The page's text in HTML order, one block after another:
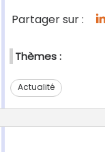
Partager sur :
Thèmes :
Actualité